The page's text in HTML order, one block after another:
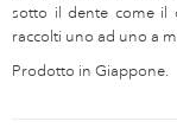
sotto il dente come il
raccolti uno ad uno a
Prodotto in Giappone.